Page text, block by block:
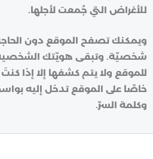
للأغراض التي جُمعت لأجلها.
ويمكنك تصفح الموقع دون الحاجة
شخصيّة. وتبقى هويّتك الشخصية
للموقع ولا يتم كشفها إلا إذا كنتَ
خاصًا على الموقع تدخل إليه
وكلمة السرّ.